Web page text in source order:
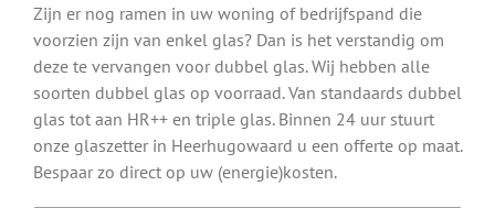
Zijn er nog ramen in uw woning of bedrijfspand die
voorzien zijn van enkel glas? Dan is het verstandig om
deze te vervangen voor dubbel glas. Wij hebben alle
soorten dubbel glas op voorraad. Van standaards dubbel
glas tot aan HR++ en triple glas. Binnen 24 uur stuurt
onze glaszetter in Heerhugowaard u een offerte op maat.
Bespaar zo direct op uw (energie)kosten.